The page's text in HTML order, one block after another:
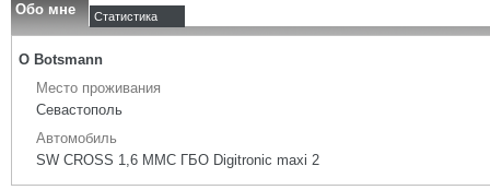
Обо мне Статистика
О Botsmann
Место проживания
Севастополь
Автомобиль
SW CROSS 1,6 ММС ГБО Digitronic maxi 2